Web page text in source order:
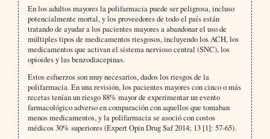
En los adultos mayores la polifarmacia puede ser peligrosa, incluso
potencialmente mortal, y los proveedores de todo el país están
tratando de ayudar a los pacientes mayores a abandonar el uso de
múltiples tipos de medicamentos riesgosos, incluyendo los ACH, los
medicamentos que activan el sistema nervioso central (SNC), los
opioides y las benzodiacepinas.
Estos esfuerzos son muy necesarios, dados los riesgos de la
polifarmacia. En una revisión, los pacientes mayores con cinco o más
recetas tenían un riesgo 88% mayor de experimentar un evento
farmacológico adverso en comparación con aquellos que tomaban
menos medicamentos, y la polifarmacia se asoció con costos
médicos 30% superiores (Expert Opin Drug Saf 2014; 13 [1]: 57-65).